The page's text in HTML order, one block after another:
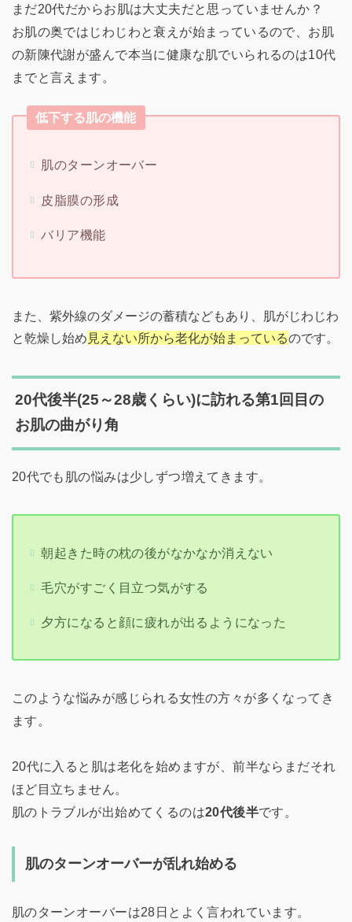
まだ20代だからお肌は大丈夫だと思っていませんか？
お肌の奥ではじわじわと衰えが始まっているので、お肌
の新陳代謝が盛んで本当に健康な肌でいられるのは10代
までと言えます。
低下する肌の機能
肌のターンオーバー
皮脂膜の形成
バリア機能
また、紫外線のダメージの蓄積などもあり、肌がじわじわ
と乾燥し始め 見えない所から老化が始まっているのです。
20代後半(25～28歳くらい)に訪れる第1回目の
お肌の曲がり角
20代でも肌の悩みは少しずつ増えてきます。
朝起きた時の枕の後がなかなか消えない
毛穴がすごく目立つ気がする
夕方になると顔に疲れが出るようになった
このような悩みが感じられる女性の方々が多くなってき
ます。
20代に入ると肌は老化を始めますが、前半ならまだそれ
ほど目立ちません。
肌のトラブルが出始めてくるのは20代後半です。
肌のターンオーバーが乱れ始める
肌のターンオーバーは28日とよく言われています。